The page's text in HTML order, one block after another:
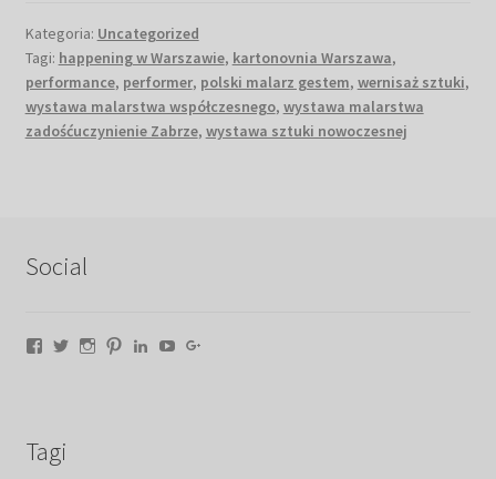
Kategoria: Uncategorized
Tagi: happening w Warszawie, kartonovnia Warszawa,
performance, performer, polski malarz gestem, wernisaż sztuki,
wystawa malarstwa współczesnego, wystawa malarstwa
zadośćuczynienie Zabrze, wystawa sztuki nowoczesnej
Social
Facebook
TwitterInstagram
PinterestLinkedIn
YouTube
Tagi